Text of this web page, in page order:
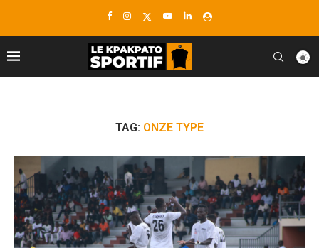
TAG: ONZE TYPE